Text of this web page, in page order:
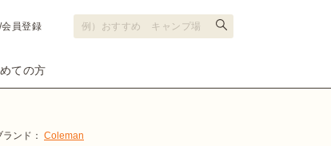
会員登録
ての方
ランド： Coleman